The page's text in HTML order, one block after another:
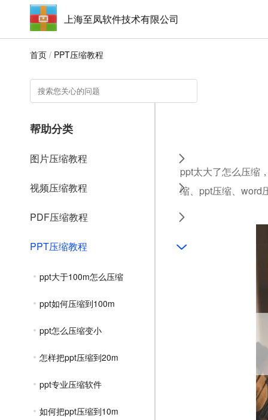
上海至凤软件技术有限公司
首页 / PPT压缩教程
帮助分类
图片压缩教程
视频压缩教程
PDF压缩教程
PPT压缩教程
ppt大于100m怎么压缩
ppt如何压缩到100m
ppt怎么压缩变小
怎样把ppt压缩到20m
ppt专业压缩软件
如何把ppt压缩到10m
ppt太大了怎么压缩
缩、ppt压缩、word